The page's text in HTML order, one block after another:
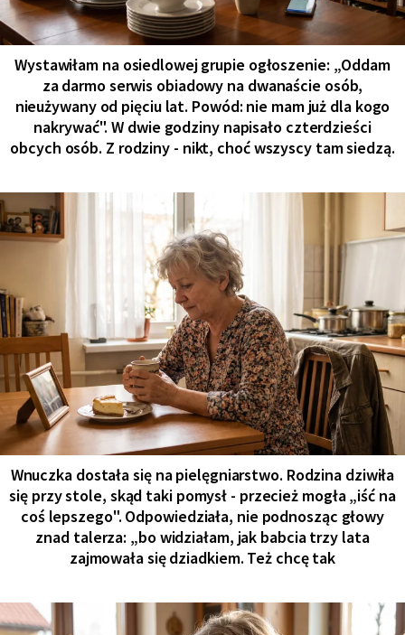
Wystawiłam na osiedlowej grupie ogłoszenie: „Oddam
za darmo serwis obiadowy na dwanaście osób,
nieużywany od pięciu lat. Powód: nie mam już dla kogo
nakrywać". W dwie godziny napisało czterdzieści
obcych osób. Z rodziny - nikt, choć wszyscy tam siedzą.
Wnuczka dostała się na pielęgniarstwo. Rodzina dziwiła
się przy stole, skąd taki pomysł - przecież mogła „iść na
coś lepszego". Odpowiedziała, nie podnosząc głowy
znad talerza: „bo widziałam, jak babcia trzy lata
zajmowała się dziadkiem. Też chcę tak